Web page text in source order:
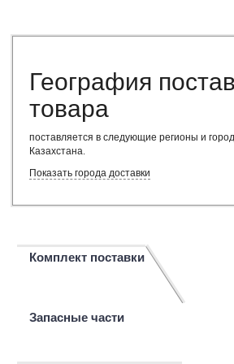
География
товара
поставляется в следующие регионы и
Казахстана.
Показать города доставки
Комплект поставки
Запасные части